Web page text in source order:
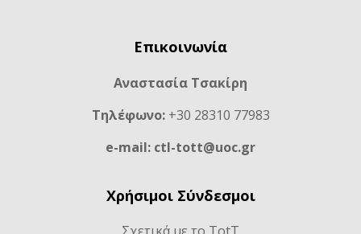
Επικοινωνία
Αναστασία Τσακίρη
Τηλέφωνο:+30 28310 77983
e-mail: ctl-tott@uoc.gr
Χρήσιμοι Σύνδεσμοι
Σχετικά με το TotT